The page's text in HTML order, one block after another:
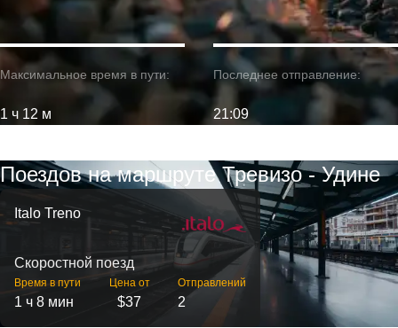
Максимальное время в пути:
1 ч 12 м
Последнее отправление:
21:09
Поездов на маршруте Тревизо - Удине
Italo Treno
Скоростной поезд
Время в пути
1 ч 8 мин
Цена от
$37
Отправлений
2